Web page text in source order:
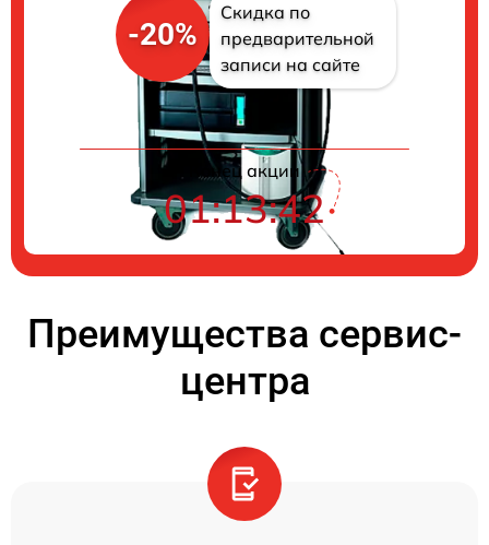
-20%
Скидка по
предварительной
записи на сайте
Конец акции
01:13:42
Преимущества сервис-
центра